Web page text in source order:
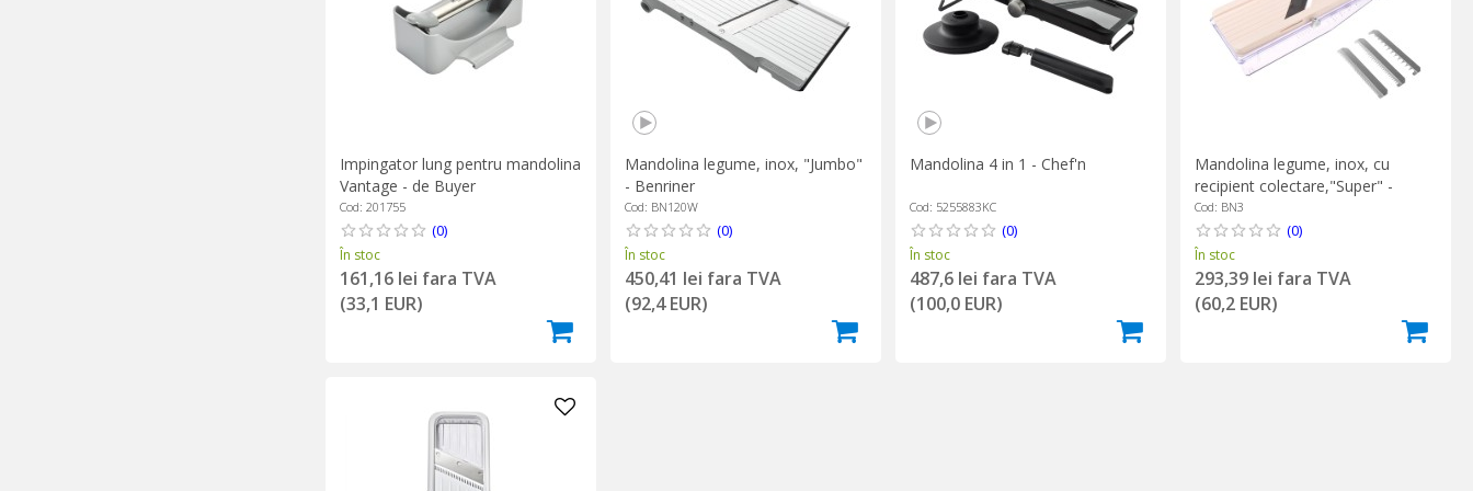
Impingator lung pentru mandolina
Vantage - de Buyer
Cod: 201755
(0)
În stoc
161,16 lei fara TVA
(33,1 EUR)
Mandolina legume, inox, "Jumbo"
- Benriner
Cod: BN120W
(0)
În stoc
450,41 lei fara TVA
(92,4 EUR)
Mandolina 4 in 1 - Chef'n
Cod: 5255883KC
(0)
În stoc
487,6 lei fara TVA
(100,0 EUR)
Mandolina legume, inox, cu
recipient colectare,"Super" -
Benriner
Cod: BN3
(0)
În stoc
293,39 lei fara TVA
(60,2 EUR)